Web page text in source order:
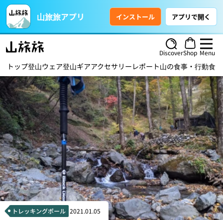
山旅旅アプリ インストール アプリで開く
DiscoverShop Menu
トップ登山ウェア登山ギアアクセサリー レポート山の食事・行動食
トレッキングポール 2021.01.05